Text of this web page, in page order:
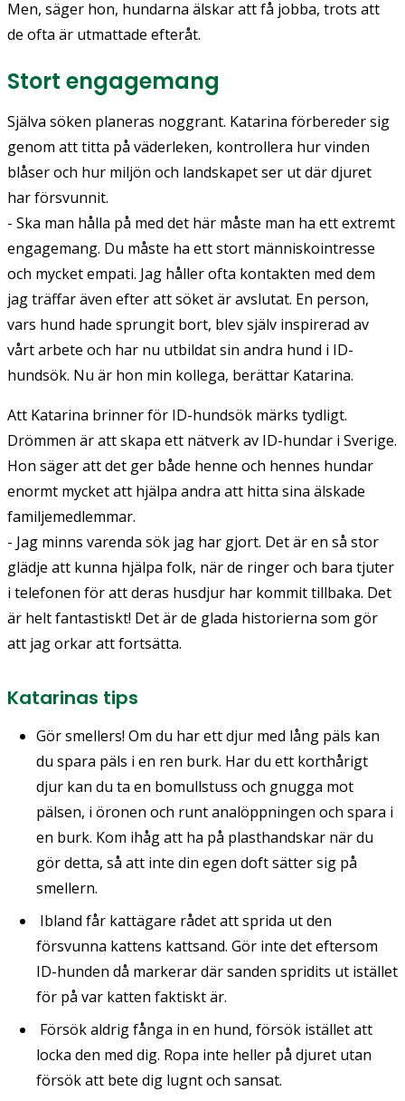
Men, säger hon, hundarna älskar att få jobba, trots att
de ofta är utmattade efteråt.
Stort engagemang
Själva söken planeras noggrant. Katarina förbereder sig
genom att titta på väderleken, kontrollera hur vinden
blåser och hur miljön och landskapet ser ut där djuret
har försvunnit.
- Ska man hålla på med det här måste man ha ett extremt
engagemang. Du måste ha ett stort människointresse
och mycket empati. Jag håller ofta kontakten med dem
jag träffar även efter att söket är avslutat. En person,
vars hund hade sprungit bort, blev själv inspirerad av
vårt arbete och har nu utbildat sin andra hund i ID-
hundsök. Nu är hon min kollega, berättar Katarina.
Att Katarina brinner för ID-hundsök märks tydligt.
Drömmen är att skapa ett nätverk av ID-hundar i Sverige.
Hon säger att det ger både henne och hennes hundar
enormt mycket att hjälpa andra att hitta sina älskade
familjemedlemmar.
- Jag minns varenda sök jag har gjort. Det är en så stor
glädje att kunna hjälpa folk, när de ringer och bara tjuter
i telefonen för att deras husdjur har kommit tillbaka. Det
är helt fantastiskt! Det är de glada historierna som gör
att jag orkar att fortsätta.
Katarinas tips
Gör smellers! Om du har ett djur med lång päls kan
du spara päls i en ren burk. Har du ett korthårigt
djur kan du ta en bomullstuss och gnugga mot
pälsen, i öronen och runt analöppningen och spara i
en burk. Kom ihåg att ha på plasthandskar när du
gör detta, så att inte din egen doft sätter sig på
smellern.
Ibland får kattägare rådet att sprida ut den
försvunna kattens kattsand. Gör inte det eftersom
ID-hunden då markerar där sanden spridits ut istället
för på var katten faktiskt är.
Försök aldrig fånga in en hund, försök istället att
locka den med dig. Ropa inte heller på djuret utan
försök att bete dig lugnt och sansat.